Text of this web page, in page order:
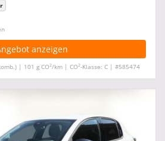
anzeigen
| 101 g CO2/km | CO2-Klasse: C | #585474